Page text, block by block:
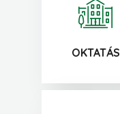
OKTATÁS